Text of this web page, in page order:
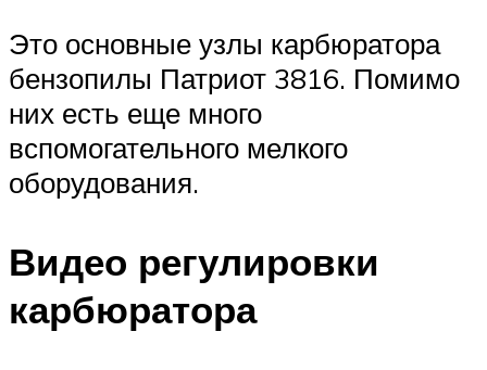
Это основные узлы карбюратора
бензопилы Патриот 3816. Помимо
них есть еще много
вспомогательного мелкого
оборудования.
Видео регулировки
карбюратора